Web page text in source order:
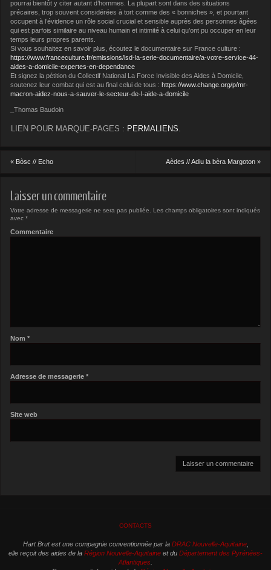
pourrai bientôt y citer autant d’hommes. La plupart sont dans des situations
précaires, trop souvent considérées à tort comme des « bonniches », et pourtant
occupent à l’évidence un rôle social crucial et sensible auprès des personnes âgées
qui est parfois similaire au niveau humain et intimité à celui qu’ont pu occuper en leur
temps leurs propres parents.
Si vous souhaitez en savoir plus, écoutez le documentaire sur France culture :
https://www.franceculture.fr/emissions/lsd-la-serie-documentaire/a-votre-service-44-
aides-a-domicile-expertes-en-dependance
Et signez la pétition du Collectif National La Force Invisible des Aides à Domicile,
soutenez leur combat qui est au final celui de tous :https://www.change.org/p/mr-
macron-aidez-nous-a-sauver-le-secteur-de-l-aide-a-domicile
_Thomas Baudoin
LIEN POUR MARQUE-PAGES : PERMALIENS
« Bòsc // Echo Aèdes // Adiu la bèra Margoton »
Laisser un commentaire
Votre adresse de messagerie ne sera pas publiée.
Les champs obligatoires sont indiqués
avec*
Commentaire
Nom*
Adresse de messagerie*
Site web
CONTACTS
Hart Brut est une compagnie conventionnée par la DRAC Nouvelle-Aquitaine,
elle reçoit des aides de la Région Nouvelle-Aquitaine et du Département des Pyrénées-
Atlantiques